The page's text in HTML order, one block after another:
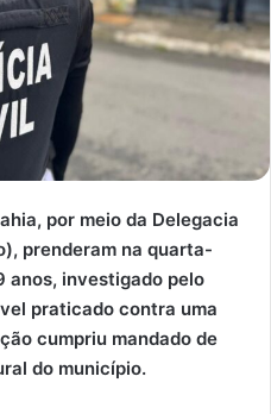
por meio da Delegacia
prenderam na quarta-
anos, investigado pelo
praticado contra uma
cumpriu mandado de
do município.